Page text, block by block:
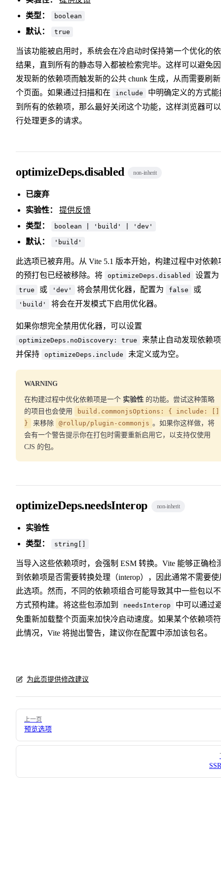
类型：
boolean
默认： true
当该功能被启用时，系统会在冷启动时保持第一个优化的
结果，直到所有的静态导入都被检索完毕。这样可以避免
发现新的依赖项而触发新的公共 chunk 生成，从而需要刷
个页面。如果通过扫描和在
include
中明确定义的方式能
到所有的依赖项，那么最好关闭这个功能，这样浏览器可
行处理更多的请求。
optimizeDeps.disabled non-inherit
已废弃
实验性：
提供反馈
类型：
boolean | 'build' | 'dev'
默认： 'build'
此选项已被弃用。从 Vite 5.1 版本开始，构建过程中对依赖
的预打包已经被移除。将
optimizeDeps.disabled 设置为
true 或 'dev' 将会禁用优化器，配置为 false 或
'build' 将会在开发模式下启用优化器。
如果你想完全禁用优化器，可以设置
optimizeDeps.noDiscovery: true
来禁止自动发现依赖
并保持
optimizeDeps.include 未定义或为空。
WARNING
在构建过程中优化依赖项是一个 实验性 的功能。尝试这种策略
的项目也会使用
build.commonjsOptions: { include: []
}
来移除 @rollup/plugin-commonjs 。如果你这样做，将
会有一个警告提示你在打包时需要重新启用它，以支持仅使用
CJS 的包。
optimizeDeps.needsInterop non-inherit
实验性
类型：
string[]
当导入这些依赖项时，会强制 ESM 转换。Vite 能够正确检
到依赖项是否需要转换处理（interop），因此通常不需要使
此选项。然而，不同的依赖项组合可能导致其中一些包以
方式预构建。将这些包添加到
needsInterop
中可以通过
免重新加载整个页面来加快冷启动速度。如果某个依赖项
此情况，Vite 将抛出警告，建议你在配置中添加该包名。
为此页提供修改建议
Pager
上一页
预览选项